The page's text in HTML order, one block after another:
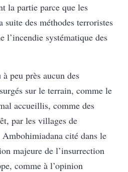
la partie parce que les
suite des méthodes terroristes
l’incendie systématique des
peu près aucun des
sur le terrain, comme le
accueillis, comme des
par les villages de
cité dans le
majeure de l’insurrection
comme à l’opinion